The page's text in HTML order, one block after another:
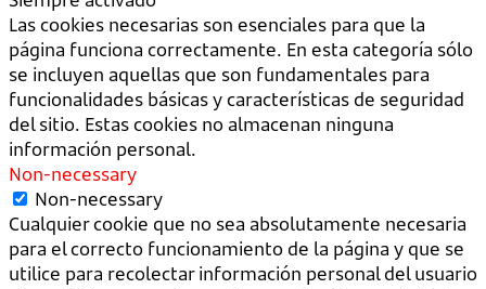
Las cookies necesarias son esenciales para que la
página funciona correctamente. En esta categoría sólo
se incluyen aquellas que son fundamentales para
funcionalidades básicas y características de seguridad
del sitio. Estas cookies no almacenan ninguna
información personal.
Non-necessary
Non-necessary
Cualquier cookie que no sea absolutamente necesaria
para el correcto funcionamiento de la página y que se
utilice para recolectar información personal del usuario